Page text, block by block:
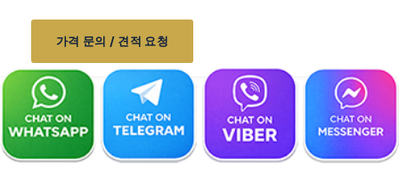
가격 문의 / 견적 요청